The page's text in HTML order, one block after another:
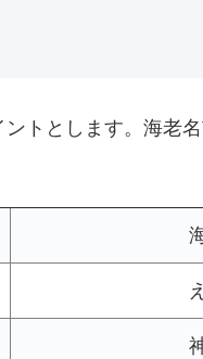
トとします。海老